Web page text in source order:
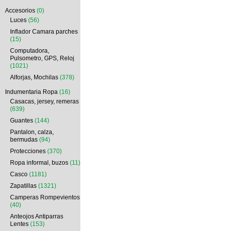
Accesorios (0)
Luces (56)
Inflador Camara parches
(15)
Computadora,
Pulsometro, GPS, Reloj
(1021)
Alforjas, Mochilas (378)
Indumentaria Ropa (16)
Casacas, jersey, remeras
(639)
Guantes (144)
Pantalon, calza,
bermudas (94)
Protecciones (370)
Ropa informal, buzos (11)
Casco (1181)
Zapatillas (1321)
Camperas Rompevientos
(40)
Anteojos Antiparras
Lentes (153)